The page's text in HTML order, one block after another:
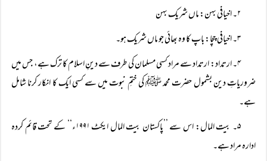
۲۔ اخیافی بہن: ماں شریک بہن
۳۔ اخیافی چچا: باپ کا وہ بھائی جو ماں شریک ہو۔
۴۔ ارتداد: ارتداد سے مراد کسی مسلمان کی طرف سے دینِ اسلام کا ترک ہے، جس میں
ضروریاتِ دین بشمول حضرت محمد ﷺ کی ختمِ نبوت میں سے کسی ایک کا انکار کرنا شامل
ہے۔
۵۔ بیت المال: اس سے ’’پاکستان بیت المال ایکٹ ۱۹۹۱ء‘‘ کے تحت قائم کردہ
ادارہ مراد ہے۔